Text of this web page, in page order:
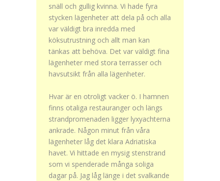
snäll och gullig kvinna. Vi hade fyra
stycken lägenheter att dela på och alla
var väldigt bra inredda med
köksutrustning och allt man kan
tänkas att behöva. Det var väldigt fina
lägenheter med stora terrasser och
havsutsikt från alla lägenheter.
Hvar är en otroligt vacker ö. I hamnen
finns otaliga restauranger och längs
strandpromenaden ligger lyxyachterna
ankrade. Någon minut från våra
lägenheter låg det klara Adriatiska
havet. Vi hittade en mysig stenstrand
som vi spenderade många soliga
dagar på. Jag låg länge i det svalkande